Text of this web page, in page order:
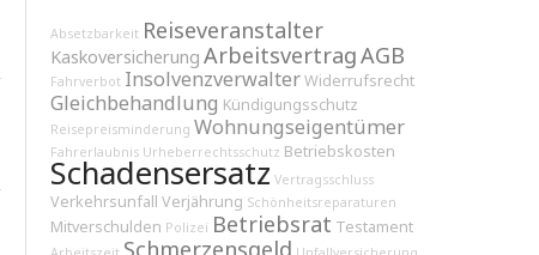
Absetzbarkeit Reiseveranstalter
Kaskoversicherung ArbeitsvertragAGB
Fahrverbot InsolvenzverwalterWiderrufsrecht
Gleichbehandlung Kündigungsschutz
Reisepreisminderung Wohnungseigentümer
Fahrerlaubnis Urheberrechtsschutz Betriebskosten
Schadensersatz Vertragsschluss
Verkehrsunfall Verjährung Schönheitsreparaturen
Mitverschulden Polizei Betriebsrat Testament
Schmerzensgeld